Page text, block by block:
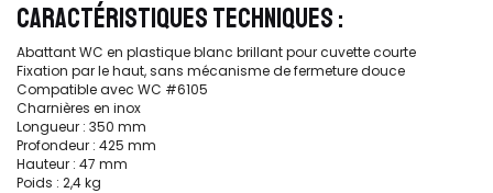
CARACTÉRISTIQUES TECHNIQUES :
Abattant WC en plastique blanc brillant pour cuvette courte
Fixation par le haut, sans mécanisme de fermeture douce
Compatible avec WC #6105
Charnières en inox
Longueur : 350 mm
Profondeur : 425 mm
Hauteur : 47 mm
Poids : 2,4 kg